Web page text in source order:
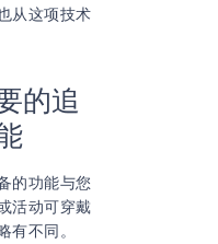
从这项技术
的追
的功能与您
活动可穿戴
有不同。